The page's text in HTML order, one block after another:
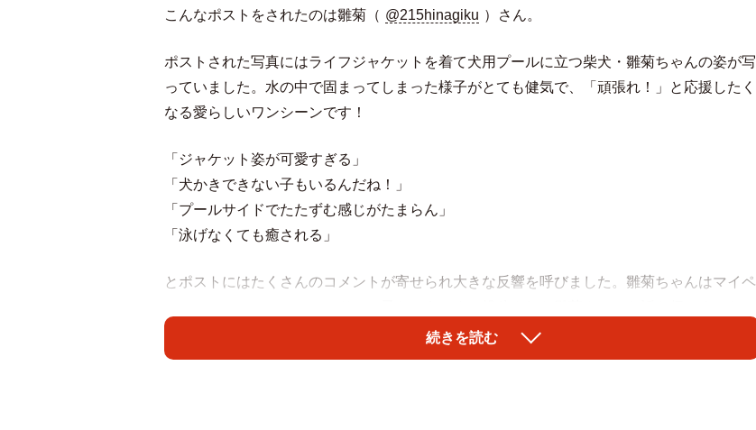
こんなポストをされたのは雛菊（ @215hinagiku ）さん。
ポストされた写真にはライフジャケットを着て犬用プールに立つ柴犬・雛菊ちゃんの姿が写
っていました。水の中で固まってしまった様子がとても健気で、「頑張れ！」と応援したく
なる愛らしいワンシーンです！
「ジャケット姿が可愛すぎる」
「犬かきできない子もいるんだね！」
「プールサイドでたたずむ感じがたまらん」
「泳げなくても癒される」
とポストにはたくさんのコメントが寄せられ大きな反響を呼びました。雛菊ちゃんはマイペ
続きを読む